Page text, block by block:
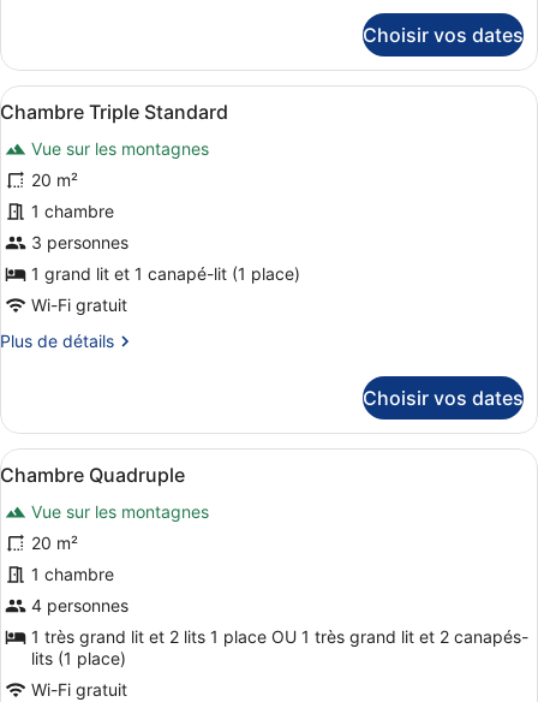
lit
une
place
le
type
de
Chambre
Simple,
lit
une
Choisir vos dates
Afficher
toutes
les
photos
pour
ce
type
de
chambre :
Chambre
Une pièce avec un canapé gris,
20
Chambre Triple Standard
Vue sur les montagnes
20 m²
1 chambre
3 personnes
1 grand lit et 1 canapé-lit (1 place)
Wi-Fi gratuit
Plus de détails
Plus
le
type
de
Chambre
Triple
Standard
Choisir vos dates
Afficher
toutes
les
photos
pour
ce
type
chambre :
Une petite pièce moderne, dotée
15
Chambre Quadruple
Vue sur les montagnes
20 m²
1 chambre
4 personnes
1 très grand lit et 2 lits 1 place OU 1 très grand lit et 2 canapés-
lits (1 place)
Wi-Fi gratuit